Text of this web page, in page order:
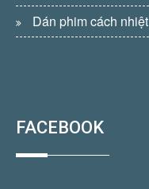
Dán phim cách nhiệt
FACEBOOK